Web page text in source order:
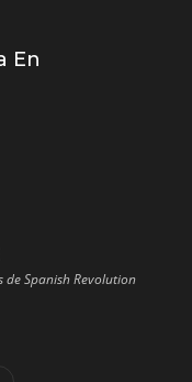
En
de Spanish Revolution